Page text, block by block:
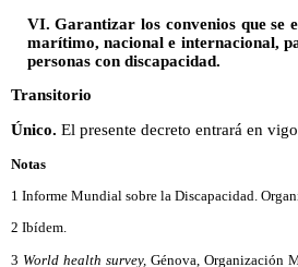
VI. Garantizar los convenios que se
marítimo, nacional e internacional,
personas con discapacidad.
Transitorio
Único. El presente decreto entrará en
Notas
1 Informe Mundial sobre la Discapacidad.
2 Ibídem.
3 World health survey, Génova, Organización